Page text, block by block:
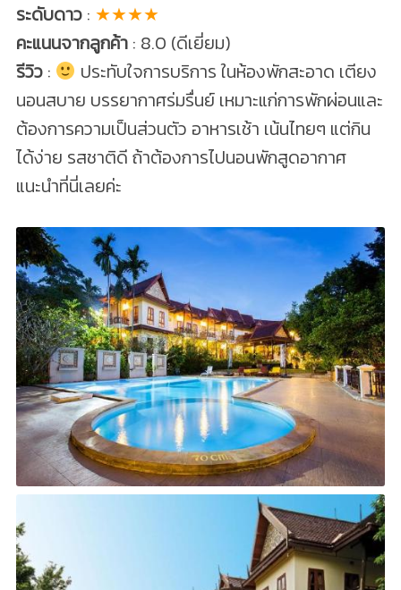
ระดับดาว: ★★★★
คะแนนจากลูกค้า: 8.0 (ดีเยี่ยม)
รีวิว:
ประทับใจการบริการ ในห้องพักสะอาด เตียง
นอนสบาย บรรยากาศร่มรื่นย์ เหมาะแก่การพักผ่อนและ
ต้องการความเป็นส่วนตัว อาหารเช้า เน้นไทยๆ แต่กิน
ได้ง่าย รสชาติดี ถ้าต้องการไปนอนพักสูดอากาศ
แนะนำที่นี่เลยค่ะ